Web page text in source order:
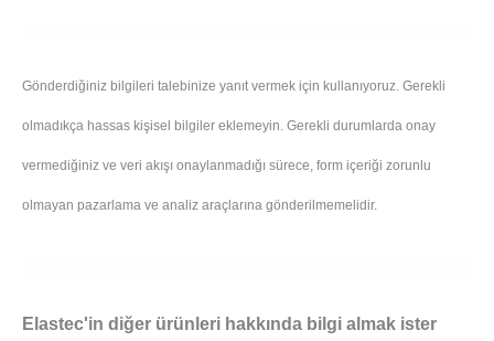
Gönderdiğiniz bilgileri talebinize yanıt vermek için kullanıyoruz. Gerekli
olmadıkça hassas kişisel bilgiler eklemeyin. Gerekli durumlarda onay
vermediğiniz ve veri akışı onaylanmadığı sürece, form içeriği zorunlu
olmayan pazarlama ve analiz araçlarına gönderilmemelidir.
Elastec'in diğer ürünleri hakkında bilgi almak ister